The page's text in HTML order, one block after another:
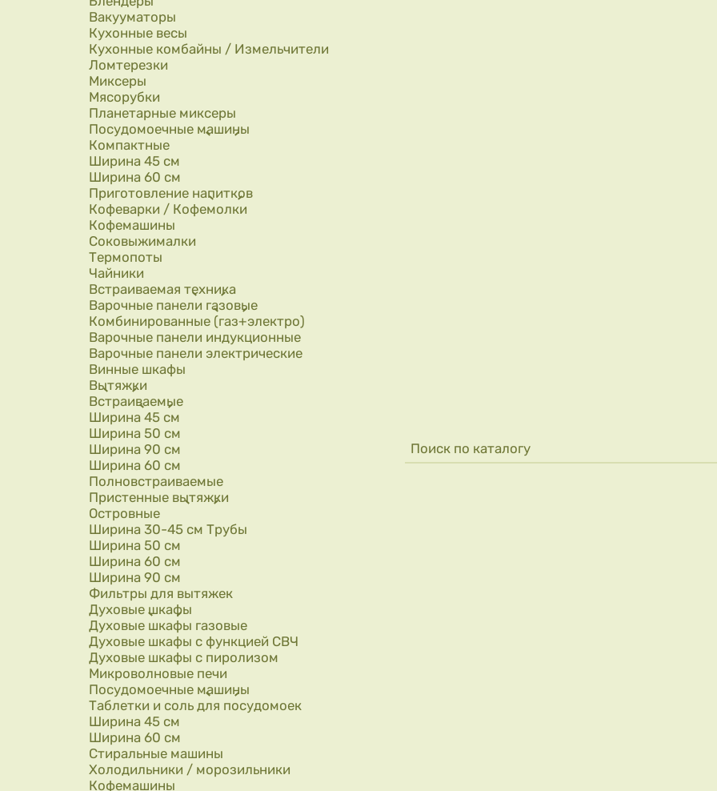
Вакууматоры
Кухонные весы
Кухонные комбайны / Измельчители
Ломтерезки
Миксеры
Мясорубки
Планетарные миксеры
Посудомоечные машины
Компактные
Ширина 45 см
Ширина 60 см
Приготовление напитков
Кофеварки / Кофемолки
Кофемашины
Соковыжималки
Термопоты
Чайники
Встраиваемая техника
Варочные панели газовые
Комбинированные (газ+электро)
Варочные панели индукционные
Варочные панели электрические
Винные шкафы
Вытяжки
Встраиваемые
Ширина 45 см
Ширина 50 см
Ширина 90 см
Ширина 60 см
Полновстраиваемые
Пристенные вытяжки
Островные
Ширина 30-45 см Трубы
Ширина 50 см
Ширина 60 см
Ширина 90 см
Фильтры для вытяжек
Духовые шкафы
Духовые шкафы газовые
Духовые шкафы с функцией СВЧ
Духовые шкафы с пиролизом
Микроволновые печи
Посудомоечные машины
Таблетки и соль для посудомоек
Ширина 45 см
Ширина 60 см
Стиральные машины
Холодильники / морозильники
Кофемашины
Форма поиска
Поиск